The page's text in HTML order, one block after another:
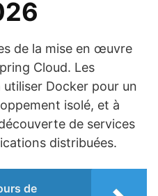
de la mise en œuvre
Cloud. Les
Docker pour un
isolé, et à
de services
distribuées.
de